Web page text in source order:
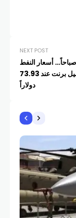
NEXT POST
أسعار النفط
تتراجع وبرميل برنت عند 73.93
دولاراً